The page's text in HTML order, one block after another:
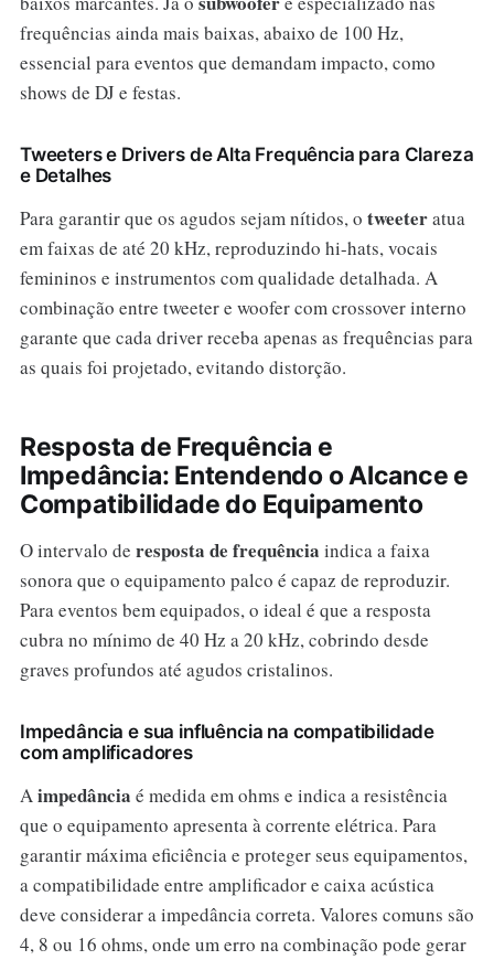
frequências ainda mais baixas, abaixo de 100 Hz,
essencial para eventos que demandam impacto, como
shows de DJ e festas.
Tweeters e Drivers de Alta Frequência para Clareza
e Detalhes
Para garantir que os agudos sejam nítidos, o tweeteratua
em faixas de até 20 kHz, reproduzindo hi-hats, vocais
femininos e instrumentos com qualidade detalhada. A
combinação entre tweeter e woofer com crossover interno
garante que cada driver receba apenas as frequências para
as quais foi projetado, evitando distorção.
Resposta de Frequência e
Impedância: Entendendo o Alcance e
Compatibilidade do Equipamento
O intervalo de resposta de frequência indica a faixa
sonora que o equipamento palco é capaz de reproduzir.
Para eventos bem equipados, o ideal é que a resposta
cubra no mínimo de 40 Hz a 20 kHz, cobrindo desde
graves profundos até agudos cristalinos.
Impedância e sua influência na compatibilidade
com amplificadores
Aimpedância é medida em ohms e indica a resistência
que o equipamento apresenta à corrente elétrica. Para
garantir máxima eficiência e proteger seus equipamentos,
a compatibilidade entre amplificador e caixa acústica
deve considerar a impedância correta. Valores comuns são
4, 8 ou 16 ohms, onde um erro na combinação pode gerar